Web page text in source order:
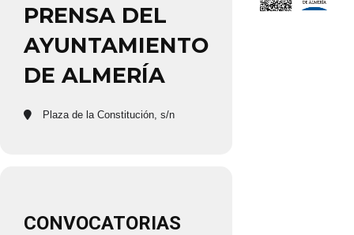
PRENSA DEL
AYUNTAMIENTO
DE ALMERÍA
Plaza de la Constitución, s/n
CONVOCATORIAS